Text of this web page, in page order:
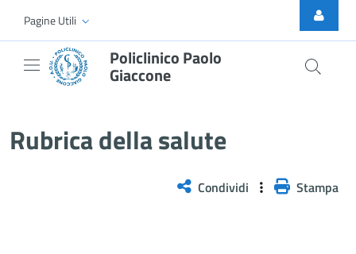
Skip to Main Content
Pagine Utili
Policlinico Paolo
Giaccone
Rubrica della salute
Condividi Stampa